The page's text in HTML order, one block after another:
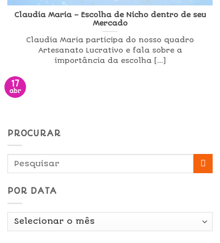
Claudia Maria – Escolha de Nicho dentro de seu
Mercado
Claudia Maria participa do nosso quadro
Artesanato Lucrativo e fala sobre a
importância da escolha [...]
17
abr
PROCURAR
POR DATA
Por